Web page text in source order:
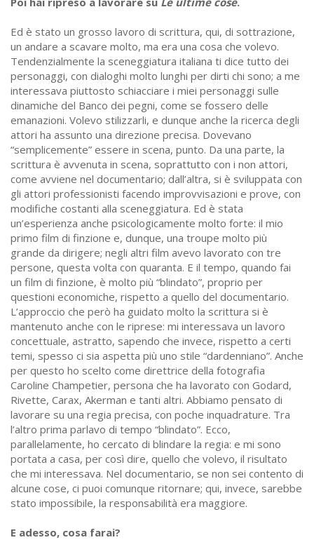
Ed è stato un grosso lavoro di scrittura, qui, di sottrazione,
un andare a scavare molto, ma era una cosa che volevo.
Tendenzialmente la sceneggiatura italiana ti dice tutto dei
personaggi, con dialoghi molto lunghi per dirti chi sono; a me
interessava piuttosto schiacciare i miei personaggi sulle
dinamiche del Banco dei pegni, come se fossero delle
emanazioni. Volevo stilizzarli, e dunque anche la ricerca degli
attori ha assunto una direzione precisa. Dovevano
“semplicemente” essere in scena, punto. Da una parte, la
scrittura è avvenuta in scena, soprattutto con i non attori,
come avviene nel documentario; dall’altra, si è sviluppata con
gli attori professionisti facendo improvvisazioni e prove, con
modifiche costanti alla sceneggiatura. Ed è stata
un’esperienza anche psicologicamente molto forte: il mio
primo film di finzione e, dunque, una troupe molto più
grande da dirigere; negli altri film avevo lavorato con tre
persone, questa volta con quaranta. E il tempo, quando fai
un film di finzione, è molto più “blindato”, proprio per
questioni economiche, rispetto a quello del documentario.
L’approccio che però ha guidato molto la scrittura si è
mantenuto anche con le riprese: mi interessava un lavoro
concettuale, astratto, sapendo che invece, rispetto a certi
temi, spesso ci sia aspetta più uno stile “dardenniano”. Anche
per questo ho scelto come direttrice della fotografia
Caroline Champetier, persona che ha lavorato con Godard,
Rivette, Carax, Akerman e tanti altri. Abbiamo pensato di
lavorare su una regia precisa, con poche inquadrature. Tra
l’altro prima parlavo di tempo “blindato”. Ecco,
parallelamente, ho cercato di blindare la regia: e mi sono
portata a casa, per così dire, quello che volevo, il risultato
che mi interessava. Nel documentario, se non sei contento di
alcune cose, ci puoi comunque ritornare; qui, invece, sarebbe
stato impossibile, la responsabilità era maggiore.
E adesso, cosa farai?